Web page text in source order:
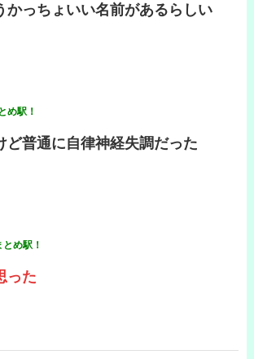
かっちょいい名前があるらしい
め駅！
ど普通に自律神経失調だった
め駅！
った